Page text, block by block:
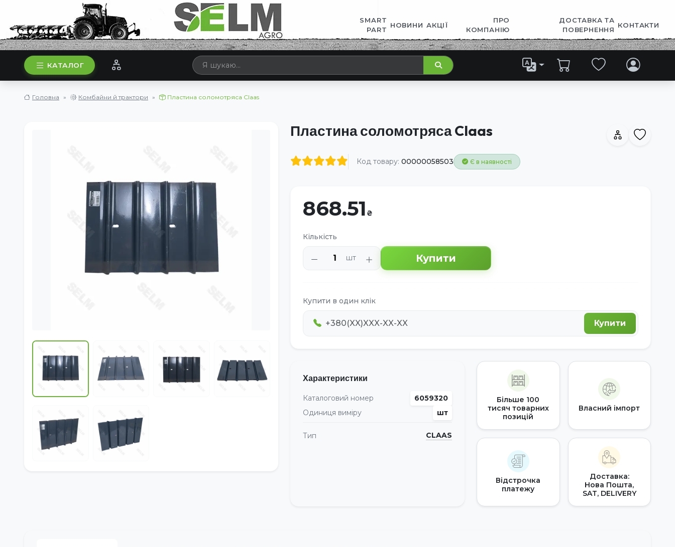
SMART
PART
НОВИНИ АКЦІЇ
ПРО
КОМПАНІЮ
ДОСТАВКА ТА
ПОВЕРНЕННЯ
КОНТАКТИ
КАТАЛОГ
Головна Комбайни й трактори Пластина соломотряса Claas
Пластина соломотряса Claas
Код товару: 00000058503 Є в наявності
868.51
Кількість
шт Купити
Купити в один клік
Купити
Характеристики
Каталоговий номер
6059320
Одиниця виміру
шт
Тип CLAAS
Більше 100
тисяч товарних
позицій
Власний імпорт
Відстрочка
платежу
Доставка:
Нова Пошта,
SAT, DELIVERY